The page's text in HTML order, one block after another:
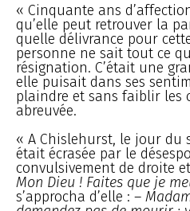
« Cinquante ans
qu’elle peut retrouver la
quelle délivrance pour
personne ne sait tout ce
résignation. C’était une
elle puisait dans ses
plaindre et sans faiblir les
abreuvée.
« A Chislehurst, le jour du
était écrasée par le
convulsivement de droite
Mon Dieu ! Faites que je
s’approcha d’elle : –